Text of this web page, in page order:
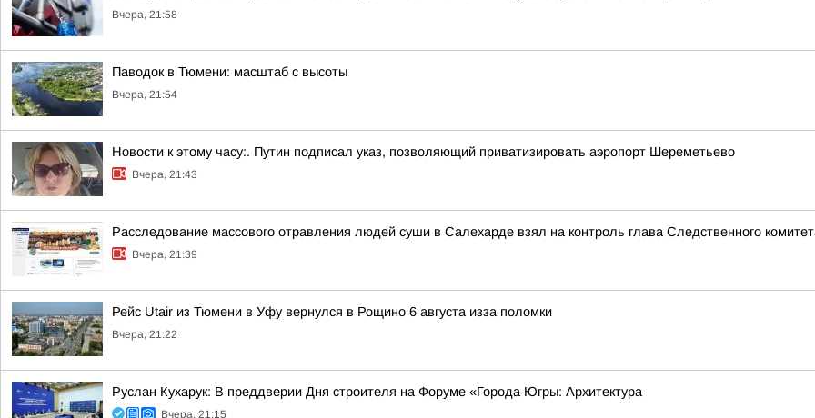
Вчера, 21:58
Паводок в Тюмени: масштаб с высоты
Вчера, 21:54
Новости к этому часу:. Путин подписал указ, позволяющий приватизировать аэропорт Шереметьево
Вчера, 21:43
Расследование массового отравления людей суши в Салехарде взял на контроль глава Следственного
Вчера, 21:39
Рейс Utair из Тюмени в Уфу вернулся в Рощино 6 августа изза поломки
Вчера, 21:22
Руслан Кухарук: В преддверии Дня строителя на Форуме «Города Югры: Архитектура
Вчера, 21:15